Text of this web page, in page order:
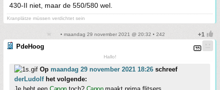
430-II niet, maar de 550/580 wel.
Kranplätze müssen verdichtet sein
• maandag 29 november 2021 @ 20:32 • 242
PdeHoog
Hallo!
Op maandag 29 november 2021 18:26 schreef
derLudolfhet volgende: